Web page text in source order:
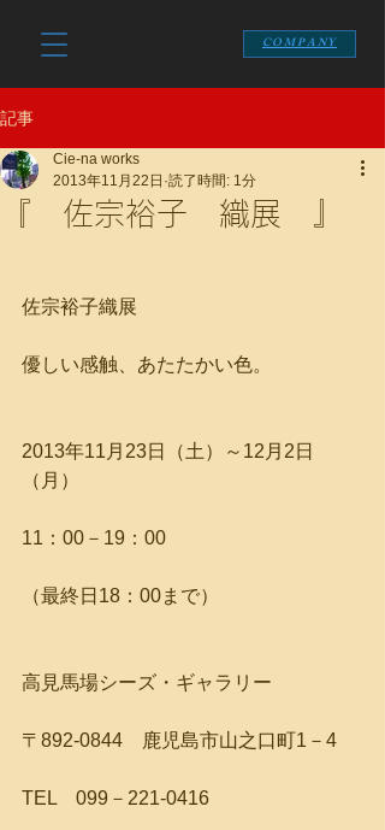
COMPANY
記事
『 佐宗裕子 織展 』
Cie-na works
2013年11月22日 読了時間: 1分
佐宗裕子織展
優しい感触、あたたかい色。
2013年11月23日（土）～12月2日
（月）
11：00－19：00
（最終日18：00まで）
高見馬場シーズ・ギャラリー
〒892-0844　鹿児島市山之口町1－4
TEL　099－221-0416